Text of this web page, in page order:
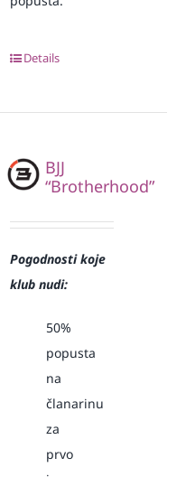
Details
BJJ
“Brotherhood”
Pogodnosti koje
klub nudi:
50%
popusta
na
članarinu
za
prvo